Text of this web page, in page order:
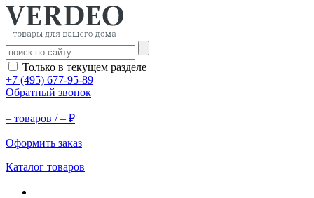
Только в текущем разделе
+7 (495) 677-95-89
Обратный звонок
– товаров /– ₽
Оформить заказ
Каталог товаров